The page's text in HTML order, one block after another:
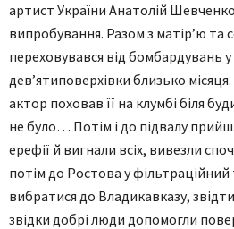
артист України Анатолій
випробування. Разом з матір’ю та
переховувався від бомбардувань у
дев’ятиповерхівки близько
актор поховав її на клумбі біля
не було… Потім і до підвалу
ерефії й вигнали всіх, вивезли
потім до Ростова у фільтраційний
вибратися до Владикавказу, звідти
звідки добрі люди допомогли